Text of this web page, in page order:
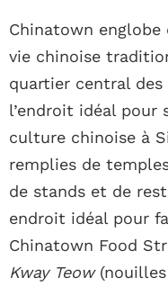
Chinatown
vie chinoise
quartier central des
l’endroit idéal pour
culture chinoise à
remplies de
de stands et de
endroit idéal pour
Chinatown Food
Kway Teow(nouilles